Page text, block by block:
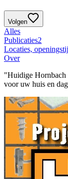
Volgen
Alles
Publicaties2
Locaties,
Over
"Huidige Hornbach
voor uw huis en